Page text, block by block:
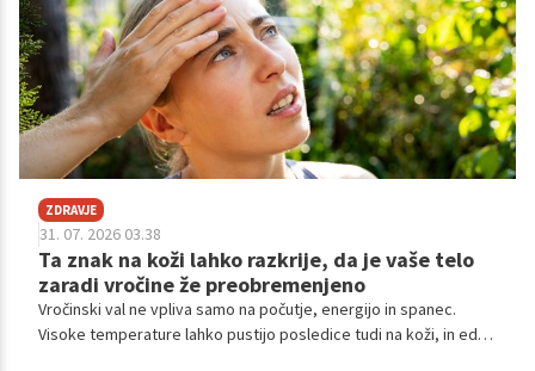
ZDRAVJE
31. 07. 2026 03.38
Ta znak na koži lahko razkrije, da je vaše telo
zaradi vročine že preobremenjeno
Vročinski val ne vpliva samo na počutje, energijo in spanec.
Visoke temperature lahko pustijo posledice tudi na koži, in eden